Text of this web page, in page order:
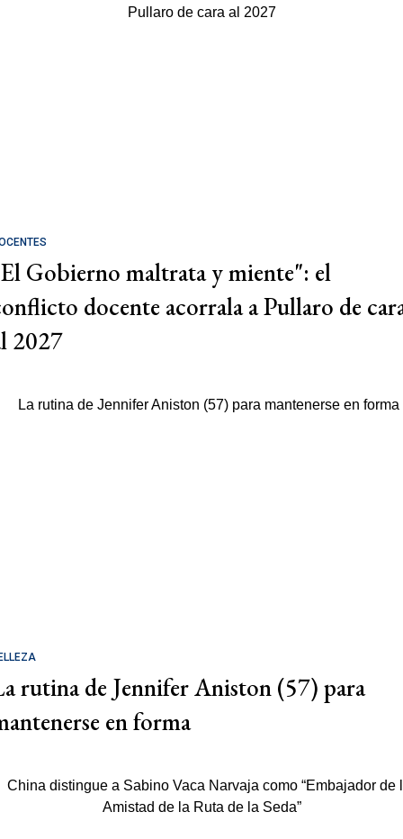
Gobierno maltrata y miente": el
docente acorrala a Pullaro de
2027
rutina de Jennifer Aniston (57) para
en forma